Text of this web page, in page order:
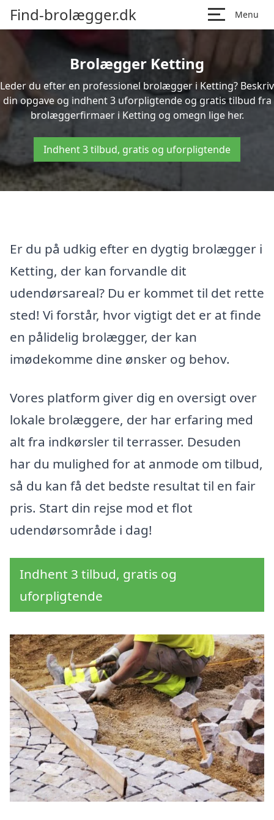
Find-brolægger.dk Menu
Brolægger Ketting
Leder du efter en professionel brolægger i Ketting? Beskriv
din opgave og indhent 3 uforpligtende og gratis tilbud fra
brolæggerfirmaer i Ketting og omegn lige her.
Indhent 3 tilbud, gratis og uforpligtende
Er du på udkig efter en dygtig brolægger i
Ketting, der kan forvandle dit
udendørsareal? Du er kommet til det rette
sted! Vi forstår, hvor vigtigt det er at finde
en pålidelig brolægger, der kan
imødekomme dine ønsker og behov.
Vores platform giver dig en oversigt over
lokale brolæggere, der har erfaring med
alt fra indkørsler til terrasser. Desuden
har du mulighed for at anmode om tilbud,
så du kan få det bedste resultat til en fair
pris. Start din rejse mod et flot
udendørsområde i dag!
Indhent 3 tilbud, gratis og
uforpligtende